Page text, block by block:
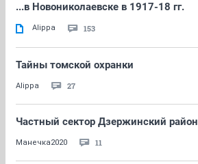
...в Новониколаевске в 1917-18 гг.
Alippa 153
Тайны томской охранки
Alippa 27
Частный сектор Дзержинский район
Манечка2020 11